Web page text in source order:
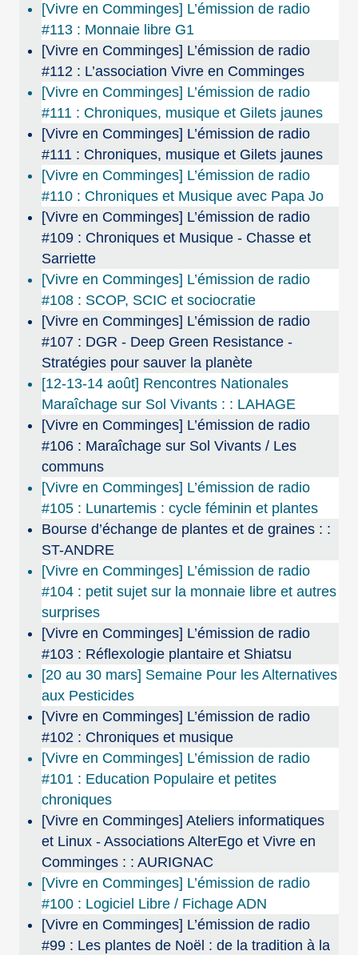
[Vivre en Comminges] L’émission de radio
#113 : Monnaie libre G1
[Vivre en Comminges] L’émission de radio
#112 : L’association Vivre en Comminges
[Vivre en Comminges] L’émission de radio
#111 : Chroniques, musique et Gilets jaunes
[Vivre en Comminges] L’émission de radio
#111 : Chroniques, musique et Gilets jaunes
[Vivre en Comminges] L’émission de radio
#110 : Chroniques et Musique avec Papa Jo
[Vivre en Comminges] L’émission de radio
#109 : Chroniques et Musique - Chasse et
Sarriette
[Vivre en Comminges] L’émission de radio
#108 : SCOP, SCIC et sociocratie
[Vivre en Comminges] L’émission de radio
#107 : DGR - Deep Green Resistance -
Stratégies pour sauver la planète
[12-13-14 août] Rencontres Nationales
Maraîchage sur Sol Vivants : : LAHAGE
[Vivre en Comminges] L’émission de radio
#106 : Maraîchage sur Sol Vivants / Les
communs
[Vivre en Comminges] L’émission de radio
#105 : Lunartemis : cycle féminin et plantes
Bourse d’échange de plantes et de graines : :
ST-ANDRE
[Vivre en Comminges] L’émission de radio
#104 : petit sujet sur la monnaie libre et autres
surprises
[Vivre en Comminges] L’émission de radio
#103 : Réflexologie plantaire et Shiatsu
[20 au 30 mars] Semaine Pour les Alternatives
aux Pesticides
[Vivre en Comminges] L’émission de radio
#102 : Chroniques et musique
[Vivre en Comminges] L’émission de radio
#101 : Education Populaire et petites
chroniques
[Vivre en Comminges] Ateliers informatiques
et Linux - Associations AlterEgo et Vivre en
Comminges : : AURIGNAC
[Vivre en Comminges] L’émission de radio
#100 : Logiciel Libre / Fichage ADN
[Vivre en Comminges] L’émission de radio
#99 : Les plantes de Noël : de la tradition à la